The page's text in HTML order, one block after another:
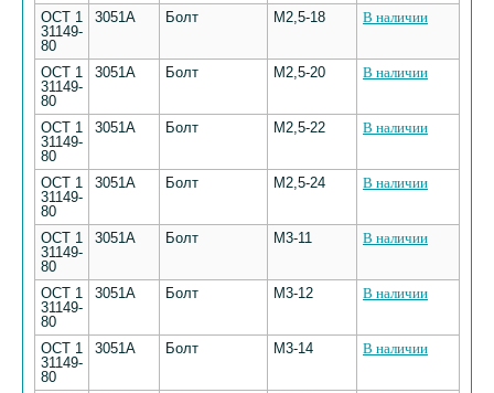
ОСТ 1
31149-
80
3051А Болт М2,5-18 В наличии
ОСТ 1
31149-
80
3051А Болт М2,5-20 В наличии
ОСТ 1
31149-
80
3051А Болт М2,5-22 В наличии
ОСТ 1
31149-
80
3051А Болт М2,5-24 В наличии
ОСТ 1
31149-
80
3051А Болт М3-11 В наличии
ОСТ 1
31149-
80
3051А Болт М3-12 В наличии
ОСТ 1
31149-
80
3051А Болт М3-14 В наличии